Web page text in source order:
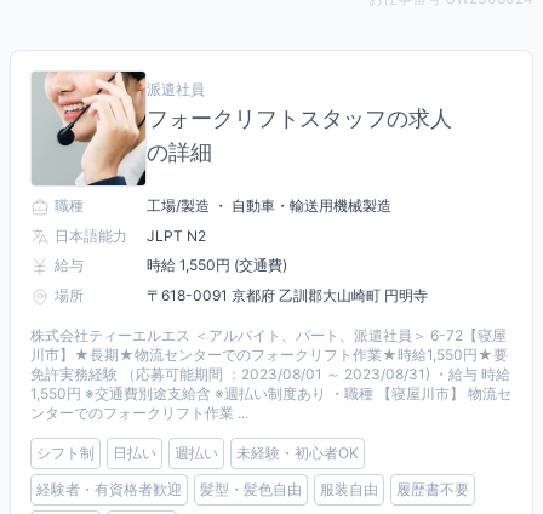
派遣社員
フォークリフトスタッフの求人
の詳細
職種
工場/製造 ・ 自動車・輸送用機械製造
日本語能力
JLPT N2
給与
時給 1,550円 (交通費)
場所
〒618-0091 京都府 乙訓郡大山崎町 円明寺
株式会社ティーエルエス ＜アルバイト、パート、派遣社員＞ 6-72【寝屋
川市】★長期★物流センターでのフォークリフト作業★時給1,550円★要
免許実務経験 （応募可能期間 ：2023/08/01 ～ 2023/08/31) ・給与 時給
1,550円 ※交通費別途支給含 ※週払い制度あり ・職種 【寝屋川市】 物流セ
ンターでのフォークリフト作業 ...
シフト制 日払い 週払い
未経験・初心者OK
経験者・有資格者歓迎
髪型・髪色自由 服装自由
履歴書不要